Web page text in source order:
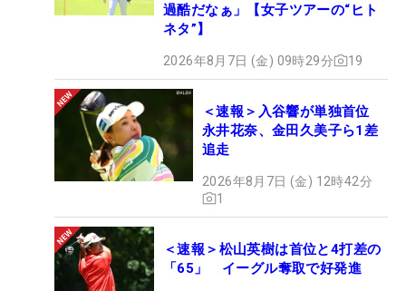
過酷だなぁ」【女子ツアーの“ヒト
ネタ”】
2026年8月7日 (金) 09時29分 19
＜速報＞入谷響が単独首位
永井花奈、金田久美子ら1差
追走
2026年8月7日 (金) 12時42分
1
＜速報＞松山英樹は首位と4打差の
「65」 イーグル奪取で好発進